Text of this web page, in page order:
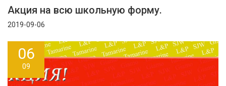
Акция на всю школьную форму.
2019-09-06
06
09